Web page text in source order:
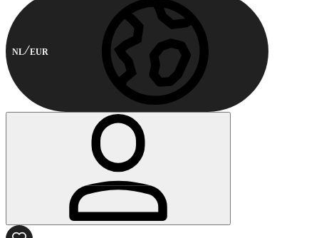
NL EUR